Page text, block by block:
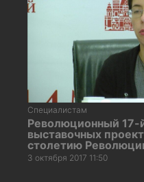
Специалистам
Революционный 17-
выставочных
столетию
3 октября 2017 11:50